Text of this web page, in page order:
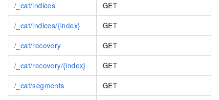
/_cat/indices GET
/_cat/indices/{index} GET
/_cat/recovery GET
/_cat/recovery/{index} GET
/_cat/segments GET